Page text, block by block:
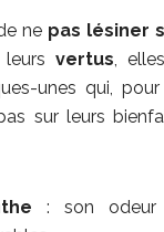
ne pas lésiner
vertus,
unes qui,
sur leurs
: son odeur